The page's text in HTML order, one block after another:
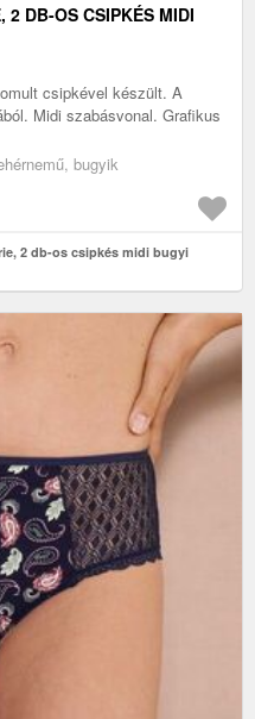
2 DB-OS CSIPKÉS MIDI
csipkével készült. A
Midi szabásvonal. Grafikus
bugyik
2 db-os csipkés midi bugyi